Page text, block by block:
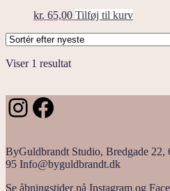
kr. 65,00 Tilføj til kurv
Viser 1 resultat
Instagram
Facebook
ByGuldbrandt Studio, Bredgade 22,
95 Info@byguldbrandt.dk
Se åbningstider på Instagram og